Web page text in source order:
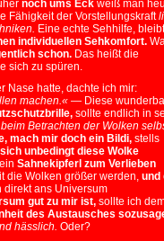
noch ums Eck weiß man
Fähigkeit der Vorstellungskraft
Eine echte Sehhilfe, bleibt
individuellen Sehkomfort.
schon. Das heißt die
sich zu spüren.
Nase hatte, dachte ich mir:
machen.« — Diese
sollte endlich in
Betrachten der Wolken
mach mir doch ein Bildi, stells
unbedingt diese Wolke
Sahnekipferl zum Verlieben
die Wolken größer werden, und
direkt ans Universum
gut zu mir ist, sollte ich
des Austausches
hässlich. Oder?